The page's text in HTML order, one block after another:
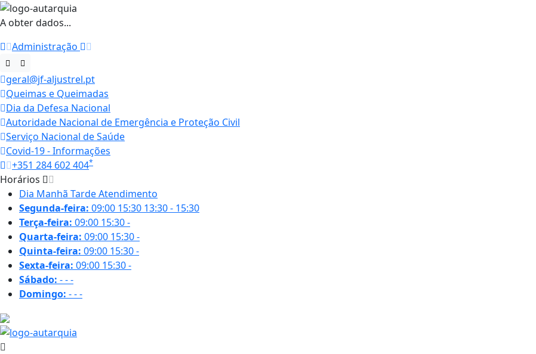
A obter dados...
Administração
geral@jf-aljustrel.pt
Queimas e Queimadas
Dia da Defesa Nacional
Autoridade Nacional de Emergência e Proteção Civil
Serviço Nacional de Saúde
Covid-19 - Informações
+351 284 602 404*
Horários
Dia Manhã TardeAtendimento
Segunda-feira: 09:00 15:30 13:30 - 15:30
Terça-feira: 09:00 15:30-
Quarta-feira: 09:00 15:30-
Quinta-feira: 09:00 15:30-
Sexta-feira: 09:00 15:30-
Sábado: ---
Domingo: ---